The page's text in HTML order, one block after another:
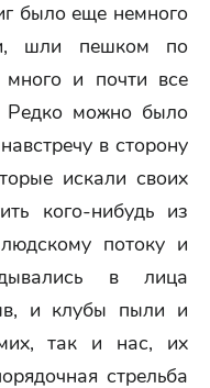
было еще немного
шли пешком по
и почти все
Редко можно было
в сторону
искали своих
кого-нибудь из
потоку и
в лица
и клубы пыли и
так и нас, их
стрельба